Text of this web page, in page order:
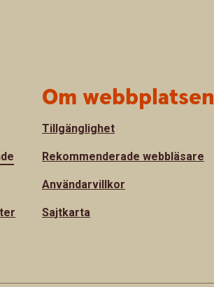
Om webbplatsen
Tillgänglighet
Rekommenderade webbläsare
Användarvillkor
Sajtkarta